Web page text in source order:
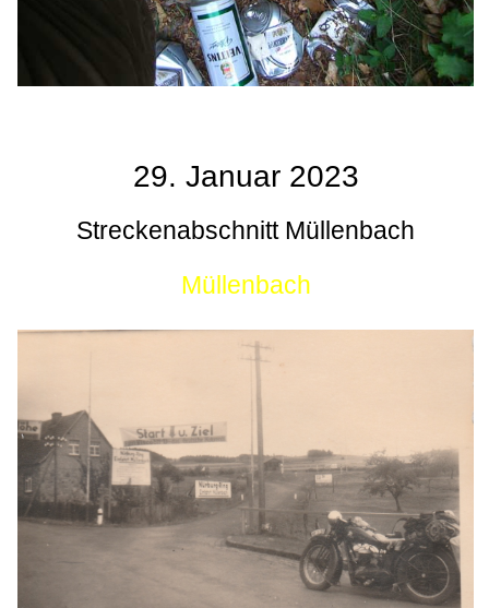
29. Januar 2023
Streckenabschnitt Müllenbach
Müllenbach